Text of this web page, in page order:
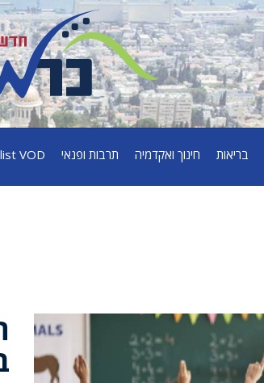
בריאות חינוך ואקדמיה תרבות ופנאי VOD